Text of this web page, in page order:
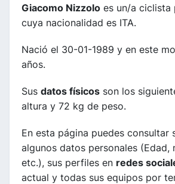
Giacomo Nizzolo es un/a ciclista
cuya nacionalidad es ITA.
Nació el 30-01-1989 y en este
años.
Sus datos físicos son los
altura y 72 kg de peso.
En esta página puedes consultar
algunos datos personales (Edad,
etc.), sus perfiles en redes
actual y todas sus equipos por